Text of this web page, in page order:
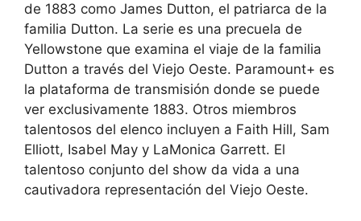
de 1883 como James Dutton, el patriarca de la
familia Dutton. La serie es una precuela de
Yellowstone que examina el viaje de la familia
Dutton a través del Viejo Oeste. Paramount+ es
la plataforma de transmisión donde se puede
ver exclusivamente 1883. Otros miembros
talentosos del elenco incluyen a Faith Hill, Sam
Elliott, Isabel May y LaMonica Garrett. El
talentoso conjunto del show da vida a una
cautivadora representación del Viejo Oeste.